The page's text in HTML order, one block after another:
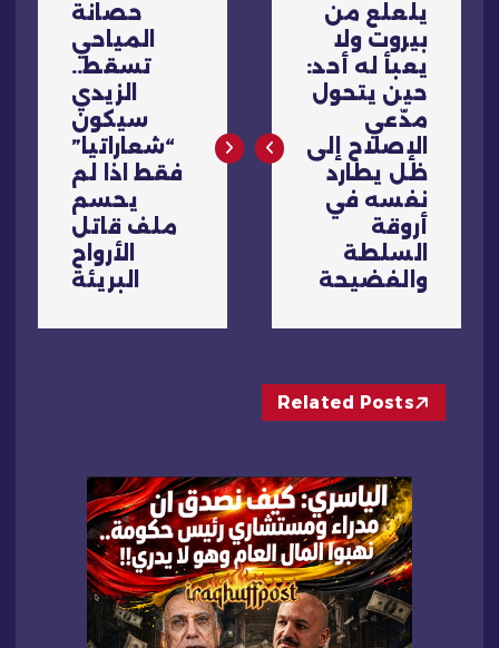
ص
ح
م
ق
يلعلع من
بيروت ولا
يعبأ له أحد:
حين يتحول
مدّعي
الإصلاح إلى
ظل يطارد
نفسه في
أروقة
السلطة
والفضيحة
حصانة
المياحي
تسقط..
الزيدي
سيكون
“شعاراتيا”
فقط اذا لم
يحسم
ملف قاتل
الأرواح
البريئة
Related Posts